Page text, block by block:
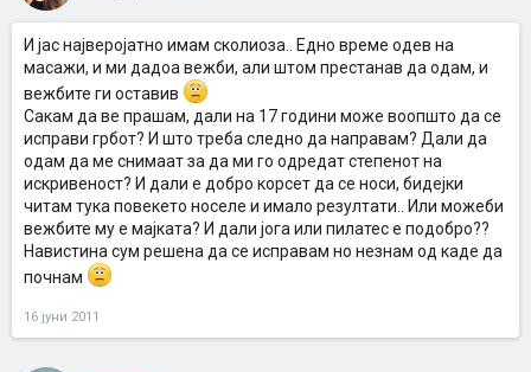
И јас најверојатно имам сколиоза.. Едно време одев на
масажи, и ми дадоа вежби, али штом престанав да одам, и
вежбите ги оставив
Сакам да ве прашам, дали на 17 години може воопшто да се
исправи грбот? И што треба следно да направам? Дали да
одам да ме снимаат за да ми го одредат степенот на
искривеност? И дали е добро корсет да се носи, бидејки
читам тука повекето носеле и имало резултати.. Или можеби
вежбите му е мајката? И дали јога или пилатес е подобро??
Навистина сум решена да се исправам но незнам од каде да
почнам
16 јуни 2011